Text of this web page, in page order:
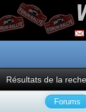
Résultats de la
Forums